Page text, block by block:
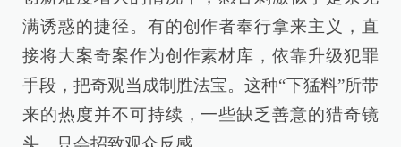
满诱惑的捷径。有的创作者奉行拿来主义，直
接将大案奇案作为创作素材库，依靠升级犯罪
手段，把奇观当成制胜法宝。这种“下猛料”所带
来的热度并不可持续，一些缺乏善意的猎奇镜